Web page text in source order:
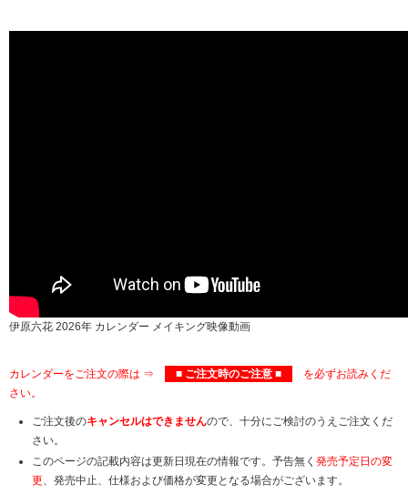
伊原六花 2026年 カレンダー メイキング映像動画
カレンダーをご注文の際は ⇒ ■ ご注文時のご注意 ■
を必ずお読みくだ
さい。
ご注文後のキャンセルはできませんので、十分にご検討のうえご注文くだ
さい。
このページの記載内容は更新日現在の情報です。予告無く 発売予定日の変
更、発売中止、仕様および価格が変更となる場合がございます。